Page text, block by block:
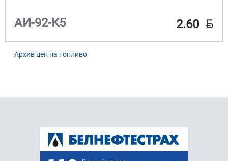
АИ-92-К5 2.60 BYN
Архив цен на топливо